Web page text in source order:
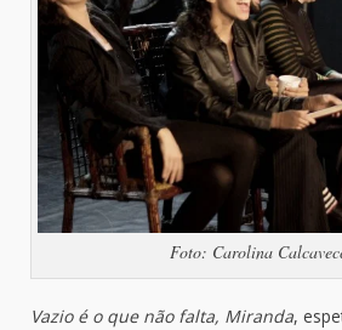
Foto: Carolina
Vazio é o que não falta, Miranda,